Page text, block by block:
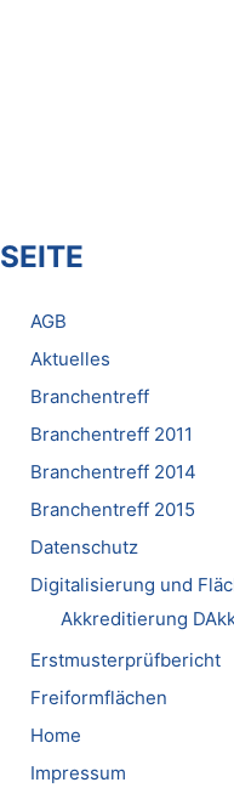
SEITE
AGB
Aktuelles
Branchentreff
Branchentreff 2011
Branchentreff 2014
Branchentreff 2015
Datenschutz
Digitalisierung und
Akkreditierung
Erstmusterprüfbericht
Freiformflächen
Home
Impressum